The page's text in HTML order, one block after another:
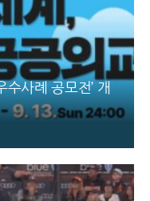
사례 공모전’ 개